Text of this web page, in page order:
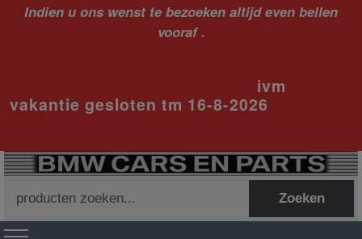
Indien u ons wenst te bezoeken altijd even bellen
vooraf .
ivm
vakantie gesloten tm 16-8-2026
naar:
Zoeken